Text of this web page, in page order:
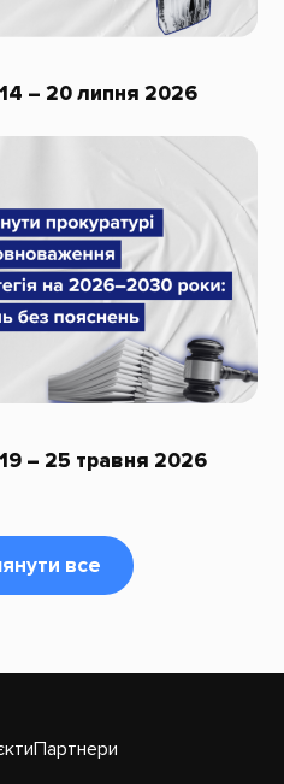
– 20 липня 2026
– 25 травня 2026
все
Партнери